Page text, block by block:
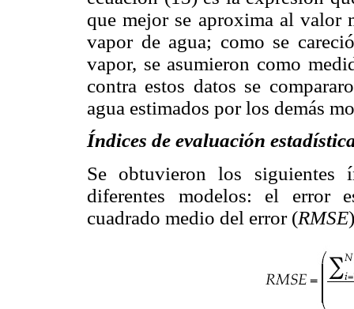
que mejor se aproxima al valor
vapor de agua; como se
vapor, se asumieron como
contra estos datos se
agua estimados por los demás
Índices de evaluación
Se obtuvieron los siguientes
diferentes modelos: el error
cuadrado medio del error (RMSE